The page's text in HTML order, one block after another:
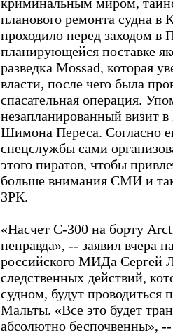
планового ремонта судна в
проходило перед заходом в
планирующейся поставке
разведка Mossad, которая
власти, после чего была
спасательная операция.
незапланированный визит
Шимона Переса. Согласно
спецслужбы сами
этого пиратов, чтобы
больше внимания СМИ и
ЗРК.
«Насчет С-300 на борту
неправда», -- заявил вчера
российского МИДа Сергей
следственных действий,
судном, будут проводиться
Мальты. «Все это будет
абсолютно беспочвенны»,